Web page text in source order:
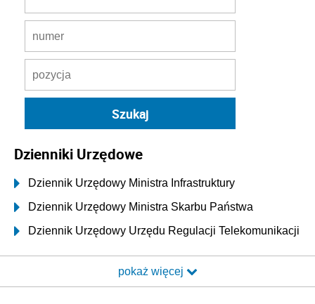
Dzienniki Urzędowe
Dziennik Urzędowy Ministra Infrastruktury
Dziennik Urzędowy Ministra Skarbu Państwa
Dziennik Urzędowy Urzędu Regulacji Telekomunikacji
Dziennik Urzędowy Ministra Transportu i Budownictwa
pokaż więcej